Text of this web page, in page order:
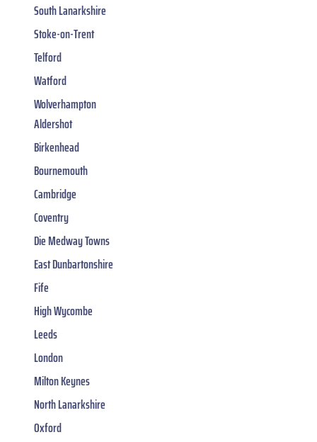
South Lanarkshire
Stoke-on-Trent
Telford
Watford
Wolverhampton
Aldershot
Birkenhead
Bournemouth
Cambridge
Coventry
Die Medway Towns
East Dunbartonshire
Fife
High Wycombe
Leeds
London
Milton Keynes
North Lanarkshire
Oxford